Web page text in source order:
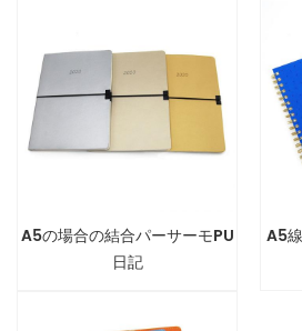
A5の場合の結合パーサーモPU
日記
A5